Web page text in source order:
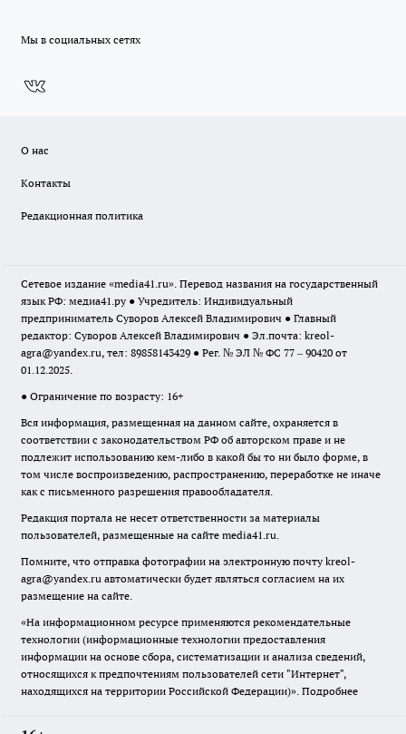
Мы в социальных сетях
О нас
Контакты
Редакционная политика
Сетевое издание «media41.ru». Перевод названия на государственный
язык РФ: медиа41.ру ● Учредитель: Индивидуальный
предприниматель Суворов Алексей Владимирович ● Главный
редактор: Суворов Алексей Владимирович ● Эл.почта: kreol-
agra@yandex.ru, тел: 89858143429 ● Рег. № ЭЛ № ФС 77 – 90420 от
01.12.2025.
● Ограничение по возрасту: 16+
Вся информация, размещенная на данном сайте, охраняется в
соответствии с законодательством РФ об авторском праве и не
подлежит использованию кем-либо в какой бы то ни было форме, в
том числе воспроизведению, распространению, переработке не иначе
как с письменного разрешения правообладателя.
Редакция портала не несет ответственности за материалы
пользователей, размещенные на сайте media41.ru.
Помните, что отправка фотографии на электронную почту kreol-
agra@yandex.ru автоматически будет являться согласием на их
размещение на сайте.
«На информационном ресурсе применяются рекомендательные
технологии (информационные технологии предоставления
информации на основе сбора, систематизации и анализа сведений,
относящихся к предпочтениям пользователей сети "Интернет",
находящихся на территории Российской Федерации)». Подробнее